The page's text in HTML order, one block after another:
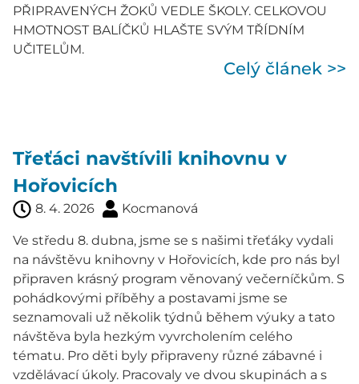
PŘIPRAVENÝCH ŽOKŮ VEDLE ŠKOLY. CELKOVOU
HMOTNOST BALÍČKŮ HLAŠTE SVÝM TŘÍDNÍM
UČITELŮM.
Celý článek >>
Třeťáci navštívili knihovnu v
Hořovicích
8. 4. 2026 Kocmanová
Ve středu 8. dubna, jsme se s našimi třeťáky vydali
na návštěvu knihovny v Hořovicích, kde pro nás byl
připraven krásný program věnovaný večerníčkům. S
pohádkovými příběhy a postavami jsme se
seznamovali už několik týdnů během výuky a tato
návštěva byla hezkým vyvrcholením celého
tématu. Pro děti byly připraveny různé zábavné i
vzdělávací úkoly. Pracovaly ve dvou skupinách a s